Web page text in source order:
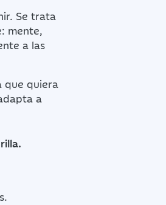
Se trata
mente,
a las
que quiera
a